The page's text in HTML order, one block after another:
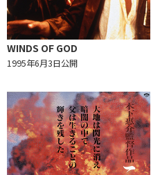
WINDS OF GOD
1995年6月3日公開